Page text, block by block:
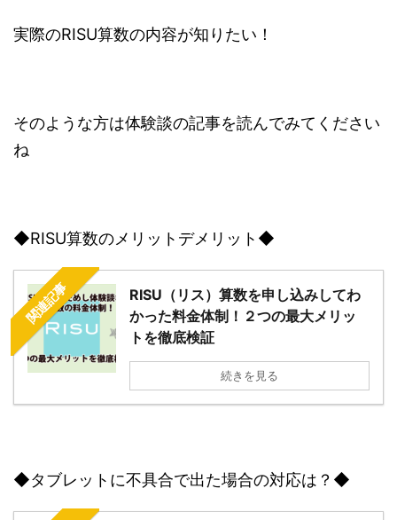
実際のRISU算数の内容が知りたい！
そのような方は体験談の記事を読んでみてください
ね
◆RISU算数のメリットデメリット◆
関連記事
RISU（リス）算数を申し込みしてわ
かった料金体制！２つの最大メリッ
トを徹底検証
続きを見る
◆タブレットに不具合で出た場合の対応は？◆